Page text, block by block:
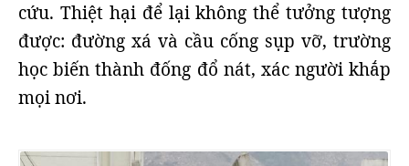
cứu. Thiệt hại để lại không thể tưởng tượng
được: đường xá và cầu cống sụp vỡ, trường
học biến thành đống đổ nát, xác người khắp
mọi nơi.